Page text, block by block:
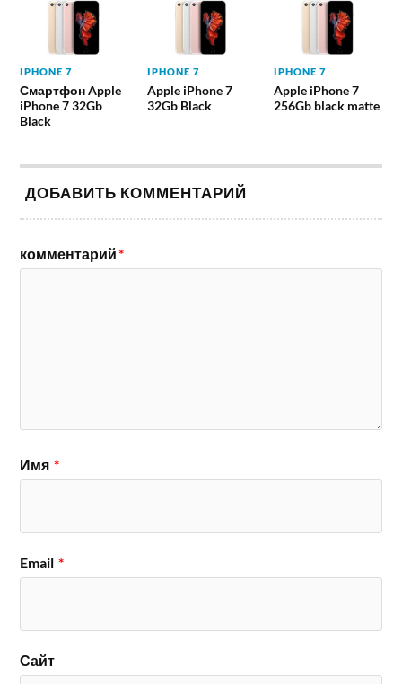
IPHONE 7
Смартфон Apple
iPhone 7 32Gb
Black
IPHONE 7
Apple iPhone 7
32Gb Black
IPHONE 7
Apple iPhone 7
256Gb black matte
ДОБАВИТЬ КОММЕНТАРИЙ
комментарий*
Имя *
Email *
Сайт